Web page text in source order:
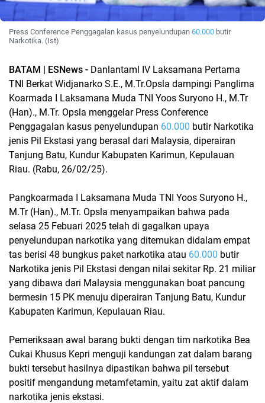
Press Conference Penggagalan kasus penyelundupan 60.000 butir
Narkotika. (Ist)
BATAM | ESNews - Danlantaml IV Laksamana Pertama
TNI Berkat Widjanarko S.E., M.Tr.Opsla dampingi Panglima
Koarmada I Laksamana Muda TNI Yoos Suryono H., M.Tr
(Han)., M.Tr. Opsla menggelar Press Conference
Penggagalan kasus penyelundupan 60.000 butir Narkotika
jenis Pil Ekstasi yang berasal dari Malaysia, diperairan
Tanjung Batu, Kundur Kabupaten Karimun, Kepulauan
Riau. (Rabu, 26/02/25).
Pangkoarmada I Laksamana Muda TNI Yoos Suryono H.,
M.Tr (Han)., M.Tr. Opsla menyampaikan bahwa pada
selasa 25 Febuari 2025 telah di gagalkan upaya
penyelundupan narkotika yang ditemukan didalam empat
tas berisi 48 bungkus paket narkotika atau 60.000 butir
Narkotika jenis Pil Ekstasi dengan nilai sekitar Rp. 21 miliar
yang dibawa dari Malaysia menggunakan boat pancung
bermesin 15 PK menuju diperairan Tanjung Batu, Kundur
Kabupaten Karimun, Kepulauan Riau.
Pemeriksaan awal barang bukti dengan tim narkotika Bea
Cukai Khusus Kepri menguji kandungan zat dalam barang
bukti tersebut hasilnya dipastikan bahwa pil tersebut
positif mengandung metamfetamin, yaitu zat aktif dalam
narkotika jenis ekstasi.